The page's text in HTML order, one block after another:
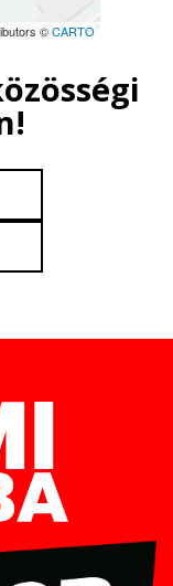
©CARTO